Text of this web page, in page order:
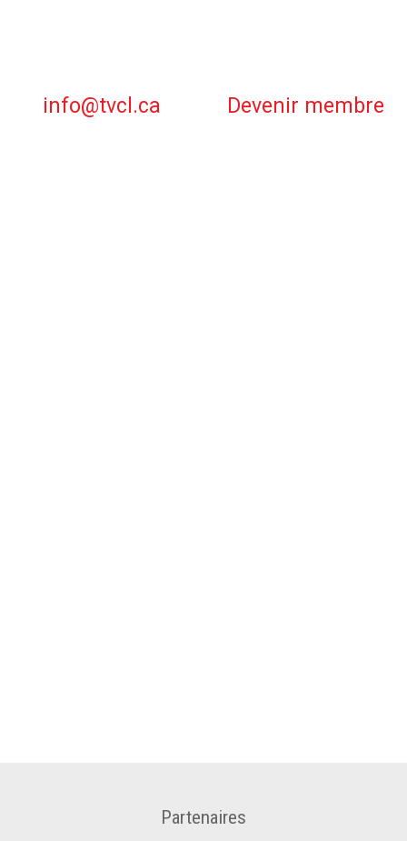
info@tvcl.ca Devenir membre
Partenaires